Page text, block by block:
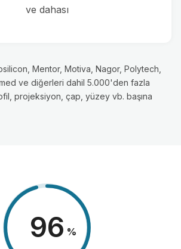
ve dahası
Mentor, Motiva, Nagor, Polytech,
ve diğerleri dahil 5.000'den fazla
projeksiyon, çap, yüzey vb. başına
98 %